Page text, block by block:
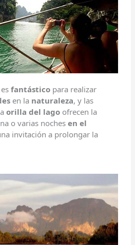
fantástico para realizar
en la naturaleza, y las
orilla del lago ofrecen la
o varias nochesen el
invitación a prolongar la